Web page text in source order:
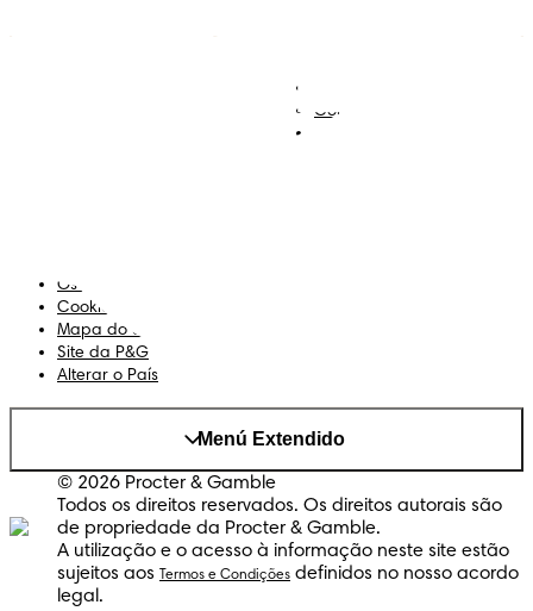
Contacta-nos
Os Meus Dados
Cookies
Mapa do Site
Site da P&G
Alterar o País
Menú Extendido
© 2026 Procter & Gamble
Todos os direitos reservados. Os direitos autorais são
de propriedade da Procter & Gamble.
A utilização e o acesso à informação neste site estão
sujeitos aos
Termos e Condições definidos no nosso acordo
legal.